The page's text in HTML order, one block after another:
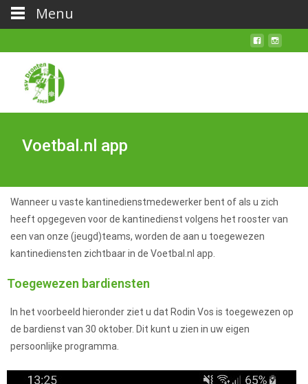
Voetbal.nl app
Wanneer u vaste kantinedienstmedewerker bent of als u zich
heeft opgegeven voor de kantinedienst volgens het rooster van
een van onze (jeugd)teams, worden de aan u toegewezen
kantinediensten zichtbaar in de Voetbal.nl app.
Toegewezen bardiensten
In het voorbeeld hieronder ziet u dat Rodin Vos is toegewezen op
de bardienst van 30 oktober. Dit kunt u zien in uw eigen
persoonlijke programma.
Menu